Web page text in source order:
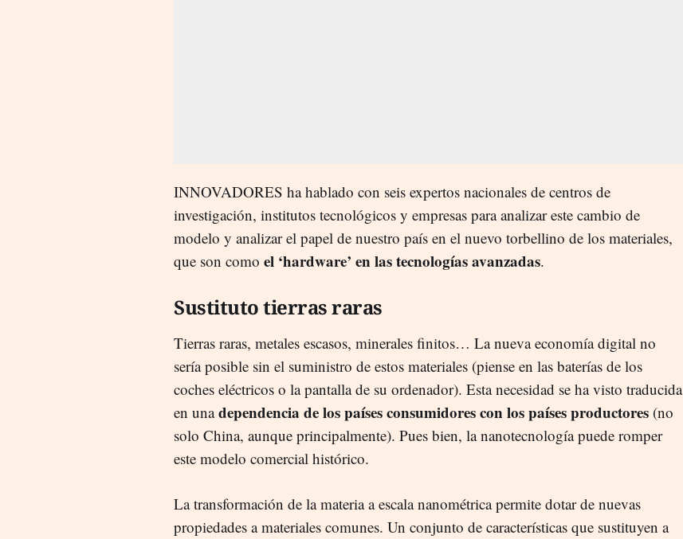
INNOVADORES ha hablado con seis expertos nacionales de centros de
investigación, institutos tecnológicos y empresas para analizar este cambio de
modelo y analizar el papel de nuestro país en el nuevo torbellino de los materiales,
que son como el ‘hardware’ en las tecnologías avanzadas.
Sustituto tierras raras
Tierras raras, metales escasos, minerales finitos… La nueva economía digital no
sería posible sin el suministro de estos materiales (piense en las baterías de los
coches eléctricos o la pantalla de su ordenador). Esta necesidad se ha visto traducida
en unadependencia de los países consumidores con los países productores (no
solo China, aunque principalmente). Pues bien, la nanotecnología puede romper
este modelo comercial histórico.
La transformación de la materia a escala nanométrica permite dotar de nuevas
propiedades a materiales comunes. Un conjunto de características que sustituyen a